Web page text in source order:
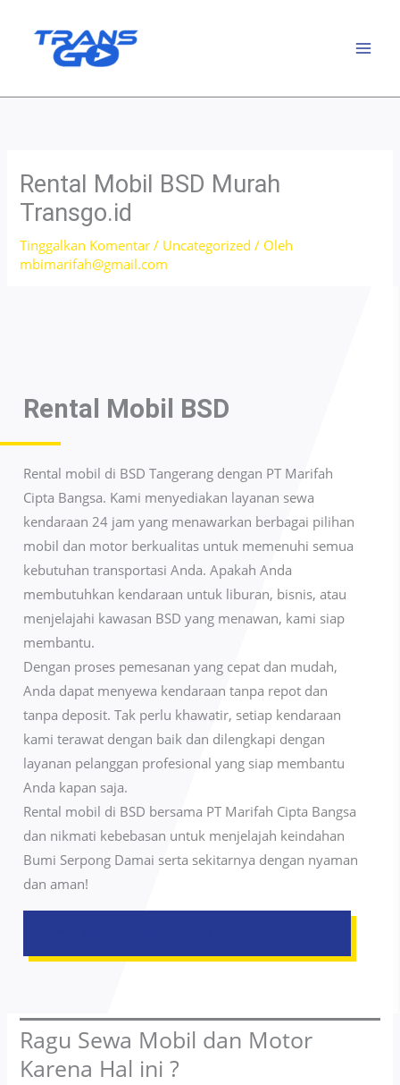
Rental Mobil BSD Murah
Transgo.id
Tinggalkan Komentar / Uncategorized / Oleh
mbimarifah@gmail.com
Rental Mobil BSD
Rental mobil di BSD Tangerang dengan PT Marifah
Cipta Bangsa. Kami menyediakan layanan sewa
kendaraan 24 jam yang menawarkan berbagai pilihan
mobil dan motor berkualitas untuk memenuhi semua
kebutuhan transportasi Anda. Apakah Anda
membutuhkan kendaraan untuk liburan, bisnis, atau
menjelajahi kawasan BSD yang menawan, kami siap
membantu.
Dengan proses pemesanan yang cepat dan mudah,
Anda dapat menyewa kendaraan tanpa repot dan
tanpa deposit. Tak perlu khawatir, setiap kendaraan
kami terawat dengan baik dan dilengkapi dengan
layanan pelanggan profesional yang siap membantu
Anda kapan saja.
Rental mobil di BSD bersama PT Marifah Cipta Bangsa
dan nikmati kebebasan untuk menjelajah keindahan
Bumi Serpong Damai serta sekitarnya dengan nyaman
dan aman!
Ragu Sewa Mobil dan Motor
Karena Hal ini ?